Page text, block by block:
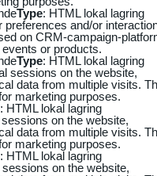
Type: HTML lokal lagring
and/or
on CRM-campaign-
or products.
Type: HTML lokal lagring
sessions on the website,
data from multiple visits.
marketing purposes.
: HTML lokal lagring
on the website,
data from multiple visits.
marketing purposes.
: HTML lokal lagring
on the website,